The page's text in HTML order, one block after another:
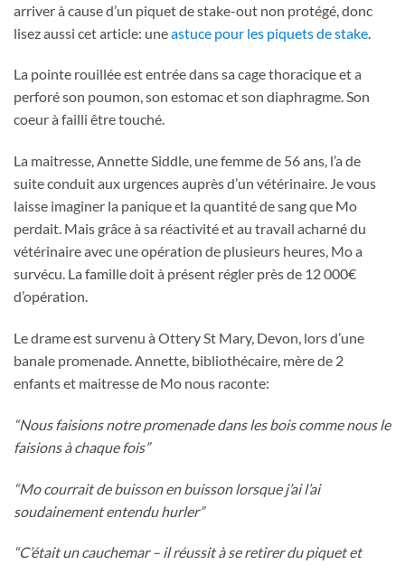
arriver à cause d’un piquet de stake-out non protégé, donc
lisez aussi cet article: uneastuce pour les piquets de stake
La pointe rouillée est entrée dans sa cage thoracique et a
perforé son poumon, son estomac et son diaphragme. Son
coeur à failli être touché.
La maitresse, Annette Siddle, une femme de 56 ans, l’a de
suite conduit aux urgences auprès d’un vétérinaire. Je vous
laisse imaginer la panique et la quantité de sang que Mo
perdait. Mais grâce à sa réactivité et au travail acharné du
vétérinaire avec une opération de plusieurs heures, Mo a
survécu. La famille doit à présent régler près de 12 000€
d’opération.
Le drame est survenu à Ottery St Mary, Devon, lors d’une
banale promenade. Annette, bibliothécaire, mère de 2
enfants et maitresse de Mo nous raconte:
“Nous faisions notre promenade dans les bois comme nous le
faisions à chaque fois”
“Mo courrait de buisson en buisson lorsque j’ai l’ai
soudainement entendu hurler”
“C’était un cauchemar – il réussit à se retirer du piquet et